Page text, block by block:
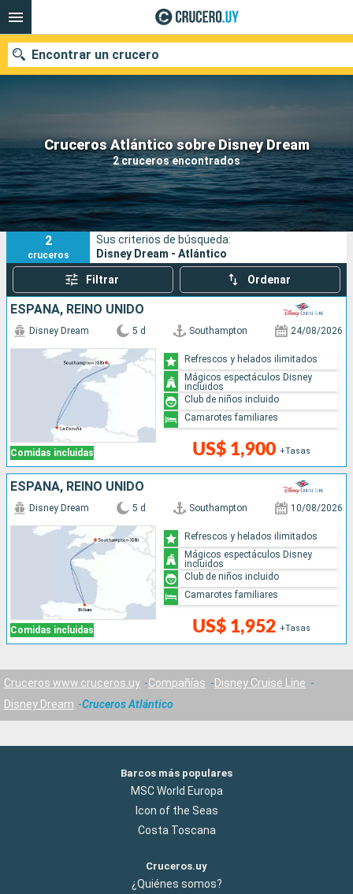
Cruceros Atlántico sobre Disney Dream
2 cruceros encontrados
Encontrar un crucero
Nuestros destinos
Fecha de salida
Puertos Compañías
Buscar
2
cruceros
Sus criterios de búsqueda:
Disney Dream - Atlántico
Filtrar Ordenar
ESPAÑA, REINO UNIDO
Comidas incluidas
Disney Dream 5 d Southampton 24/08/2026
US$ 1,900 +Tasas
Refrescos y helados ilimitados
Mágicos espectáculos Disney
incluidos
Club de niños incluido
Camarotes familiares
ESPAÑA, REINO UNIDO
Comidas incluidas
Disney Dream 5 d Southampton 10/08/2026
US$ 1,952 +Tasas
Refrescos y helados ilimitados
Mágicos espectáculos Disney
incluidos
Club de niños incluido
Camarotes familiares
Cruceros www.cruceros.uy Compañías
Disney Cruise Line
Disney Dream
Cruceros Atlántico
Barcos más populares
MSC World Europa
Icon of the Seas
Costa Toscana
Cruceros.uy
¿Quiénes somos?